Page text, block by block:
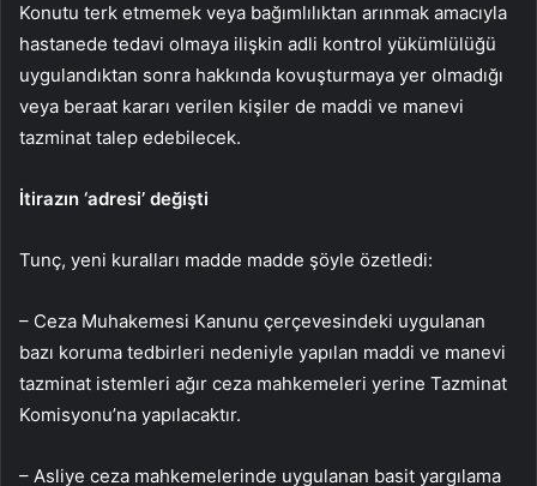
Konutu terk etmemek veya bağımlılıktan arınmak amacıyla
hastanede tedavi olmaya ilişkin adli kontrol yükümlülüğü
uygulandıktan sonra hakkında kovuşturmaya yer olmadığı
veya beraat kararı verilen kişiler de maddi ve manevi
tazminat talep edebilecek.
İtirazın ‘adresi’ değişti
Tunç, yeni kuralları madde madde şöyle özetledi:
– Ceza Muhakemesi Kanunu çerçevesindeki uygulanan
bazı koruma tedbirleri nedeniyle yapılan maddi ve manevi
tazminat istemleri ağır ceza mahkemeleri yerine Tazminat
Komisyonu’na yapılacaktır.
– Asliye ceza mahkemelerinde uygulanan basit yargılama